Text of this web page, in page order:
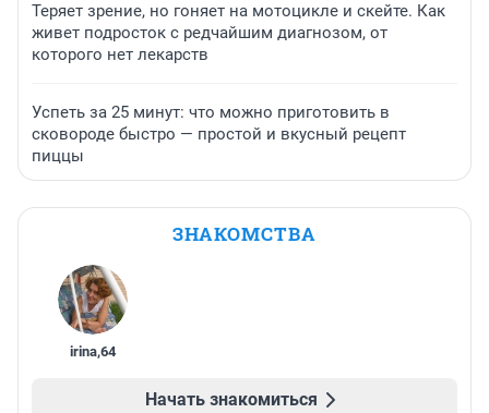
Теряет зрение, но гоняет на мотоцикле и скейте. Как
живет подросток с редчайшим диагнозом, от
которого нет лекарств
Успеть за 25 минут: что можно приготовить в
сковороде быстро — простой и вкусный рецепт
пиццы
ЗНАКОМСТВА
irina,64
Начать знакомиться